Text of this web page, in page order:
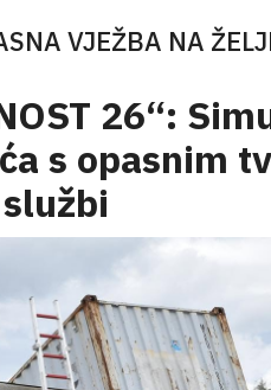
VJEŽBA NA
26“:
s opasnim